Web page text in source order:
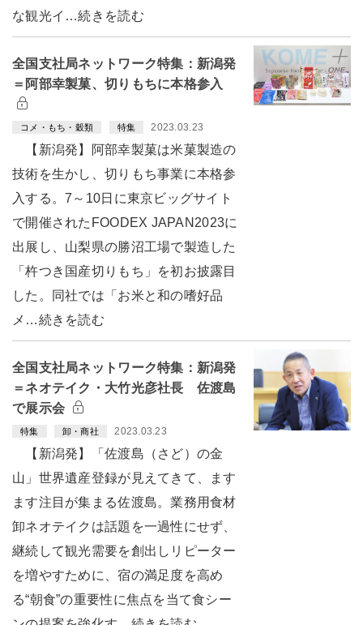
な観光イ…続きを読む
全国支社局ネットワーク特集：新潟発
＝阿部幸製菓、切りもちに本格参入
コメ・もち・穀類 特集 2023.03.23
【新潟発】阿部幸製菓は米菓製造の
技術を生かし、切りもち事業に本格参
入する。7～10日に東京ビッグサイト
で開催されたFOODEX JAPAN2023に
出展し、山梨県の勝沼工場で製造した
「杵つき国産切りもち」を初お披露目
した。同社では「お米と和の嗜好品
メ…続きを読む
全国支社局ネットワーク特集：新潟発
＝ネオテイク・大竹光彦社長 佐渡島
で展示会
特集 卸・商社 2023.03.23
【新潟発】「佐渡島（さど）の金
山」世界遺産登録が見えてきて、ます
ます注目が集まる佐渡島。業務用食材
卸ネオテイクは話題を一過性にせず、
継続して観光需要を創出しリピーター
を増やすために、宿の満足度を高め
る“朝食”の重要性に焦点を当て食シー